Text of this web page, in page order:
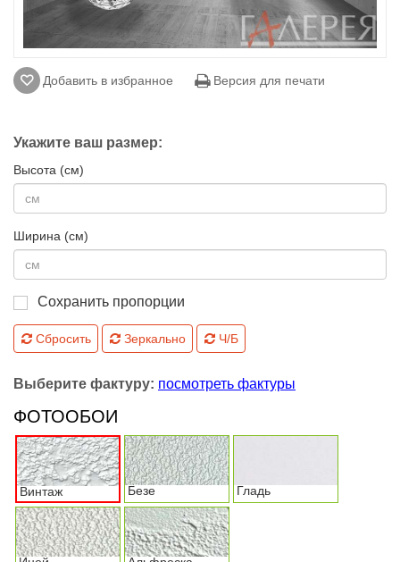
Добавить в избранное Версия для печати
Укажите ваш размер:
Высота (см)
Ширина (см)
Сохранить пропорции
Сбросить Зеркально Ч/Б
Выберите фактуру: посмотреть фактуры
ФОТООБОИ
Винтаж Безе Гладь